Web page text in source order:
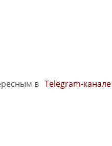
в Telegram-канале